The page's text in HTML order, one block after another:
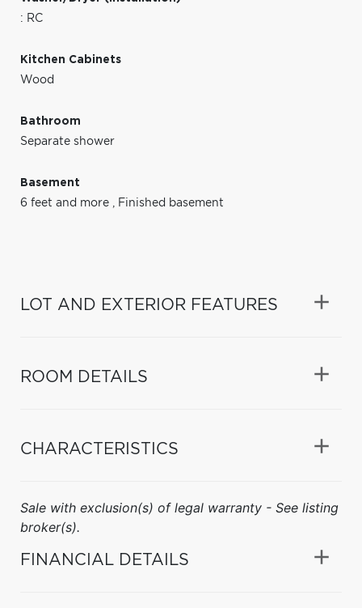
: RC
Kitchen Cabinets
Wood
Bathroom
Separate shower
Basement
6 feet and more , Finished basement
LOT AND EXTERIOR FEATURES
ROOM DETAILS
CHARACTERISTICS
Sale with exclusion(s) of legal warranty - See listing
broker(s).
FINANCIAL DETAILS